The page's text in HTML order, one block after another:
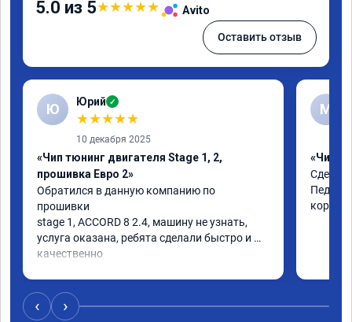
5.0 из 5★★★★★ Avito
Оставить отзыв
Ю Юрий ✓
★★★★★
10 декабря 2025
«Чип тюнинг двигателя Stage 1, 2,
прошивка Евро 2»
Обратился в данную компанию по
прошивки
stage 1, ACCORD 8 2.4, машину не узнать,
услуга оказана, ребята сделали быстро и
качественно
М
«Чип
Педаль
‹ ›